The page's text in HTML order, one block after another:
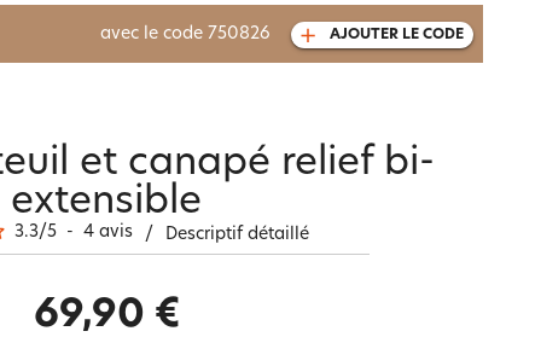
À découvrir aussi
Carte cadeau
avec le code 750826 AJOUTER LE CODE
et canapé relief bi-
extensible
3.3/5 - 4 avis / Descriptif détaillé
69,90 €